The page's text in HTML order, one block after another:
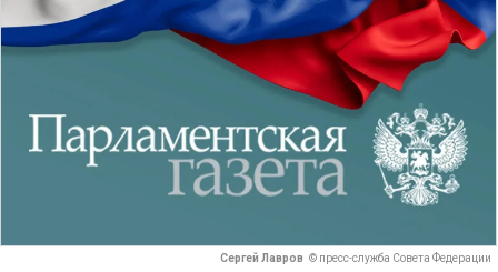
Сергей Лавров © пресс-служба Совета Федерации